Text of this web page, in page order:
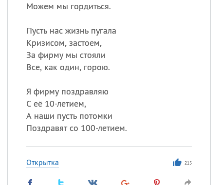
Можем мы гордиться.
Пусть нас жизнь пугала
Кризисом, застоем,
За фирму мы стояли
Все, как один, горою.
Я фирму поздравляю
С её 10-летием,
А наши пусть потомки
Поздравят со 100-летием.
Открытка 215